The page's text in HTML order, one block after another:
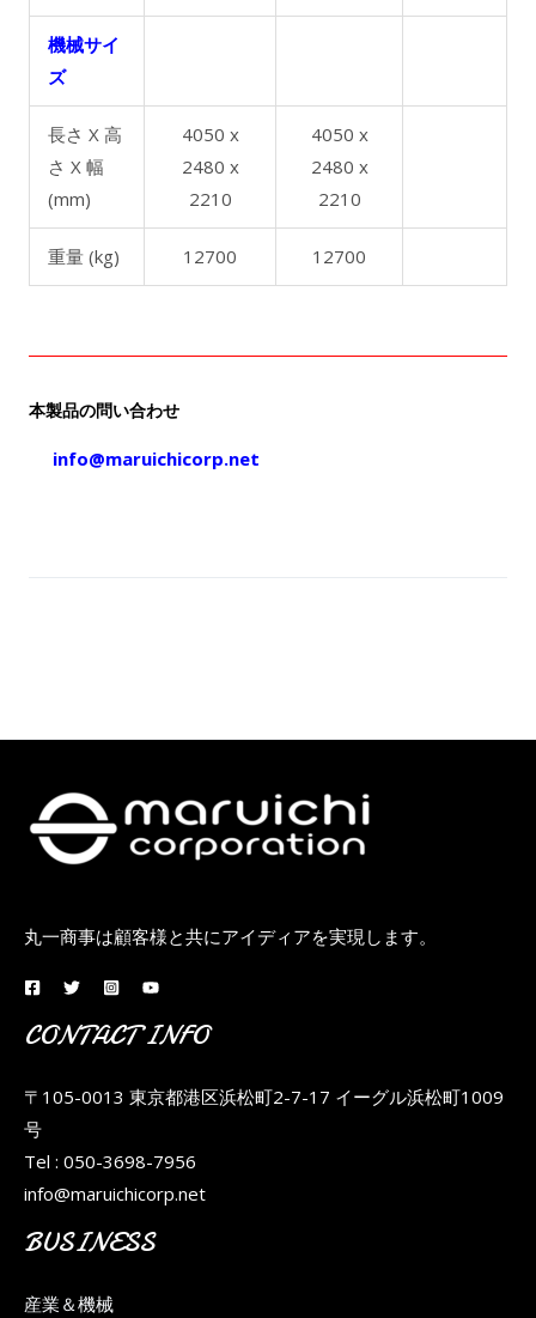
機械サイ
ズ
長さ X 高
さ X 幅
(mm)
4050 x
2480 x
2210
4050 x
2480 x
2210
重量 (kg) 12700 12700
本製品の問い合わせ
info@maruichicorp.net
丸一商事は顧客様と共にアイディアを実現します。
CONTACT INFO
〒105-0013 東京都港区浜松町2-7-17 イーグル浜松町1009
号
Tel : 050-3698-7956
info@maruichicorp.net
BUSINESS
産業＆機械